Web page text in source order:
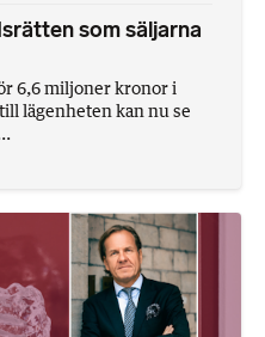
som säljarna
6,6 miljoner kronor i
lägenheten kan nu se